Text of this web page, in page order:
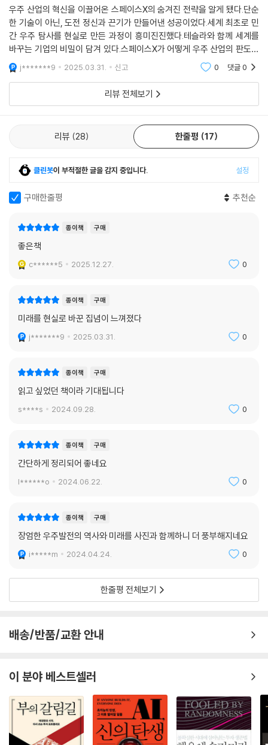
로켓 모두 먼 우주에서의 임무를 고려해 설계된 것이 아니었다. 유인 우주
선이 먼 우주까지 나아가려면 더 많은 연료를 비롯해 엄청난 부피의 식량
과 물품을 구비해야 한다. 또한 탑승한 비행사가 완전히 미쳐 버리지 않도
- 스페이스X의 유인 캡슐인 크루 드래곤은 수산화리튬을 사용해서 탑승자
들이 호흡할 때 발생하는 이산화탄소를 ‘제거’하는데, 이 화학 반응의 부산
승객이 사용하기에 충분한 양이다. 이러한 방식을 달 궤도나 달 표면에서
의 임무에도 활용할 수 있을지 모른다. 하지만 더 깊은 우주, 즉 화성에 발
않습니다. 우리는 화성에 인간이 거주할 수 있도록, 그리고 인류의 삶을 여
생각에 아마 우주선 1천 기 정도가 필요할 겁니다. 또한 각각의 우주선은
새턴 5호보다 더 많이 탑재할 수 있고 재사용도 가능해야겠죠.”
--- 본문 중에서
킨다. 많은 독자가 저자의 전문적 시각을 빌려 인류의 마지막 개척지를 향
해 도전하는 우주 개발 산업의 발자취를 황홀한 사진과 함께 생생하게 느
껴볼 수 있을 것이다. 복잡한 과학 기술과 복합적인 임무, 강력한 기계 그리
고 인류의 미래를 탐험해 볼 소중한 기회가 될 것이다.
우주 산업의 혁신을 이끌어온 스페이스X의 숨겨진 전략을 알게 됐다.단순
한 기술이 아닌, 도전 정신과 끈기가 만들어낸 성공이었다.세계 최초로 민
간 우주 탐사를 현실로 만든 과정이 흥미진진했다.테슬라와 함께 세계를
바꾸는 기업의 비밀이 담겨 있다.스페이스X가 어떻게 우주 산업의 판도를
바꿨는지 알게 되는 책이다.
j*******9 2025.03.31. 신고 0 댓글0
리뷰 전체보기
리뷰 28 한줄평 17
클린봇이 부적절한 글을 감지 중입니다. 설정
구매한줄평 추천순
종이책 구매
좋은책
c******5 2025.12.27. 0
종이책 구매
미래를 현실로 바꾼 집념이 느껴졌다
j*******9 2025.03.31. 0
종이책 구매
읽고 싶었던 책이라 기대됩니다
s****s 2024.09.28. 0
종이책 구매
간단하게 정리되어 좋네요
l******o 2024.06.22. 0
종이책 구매
장엄한 우주발전의 역사와 미래를 사진과 함께하니 더 풍부해지네요
i*****m 2024.04.24. 0
한줄평 전체보기
배송/반품/교환 안내
이 분야 베스트셀러